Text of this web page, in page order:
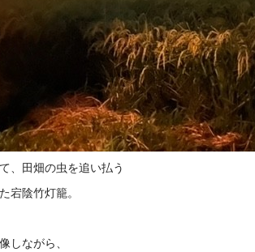
、田畑の虫を追い払う
宕陰竹灯籠。
しながら、